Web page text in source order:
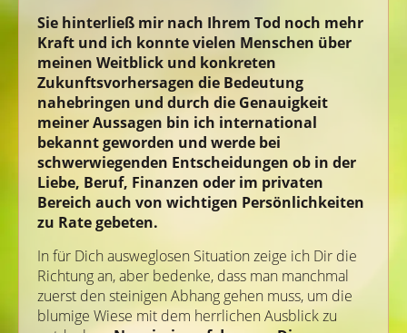
Sie hinterließ mir nach Ihrem Tod noch mehr
Kraft und ich konnte vielen Menschen über
meinen Weitblick und konkreten
Zukunftsvorhersagen die Bedeutung
nahebringen und durch die Genauigkeit
meiner Aussagen bin ich international
bekannt geworden und werde bei
schwerwiegenden Entscheidungen ob in der
Liebe, Beruf, Finanzen oder im privaten
Bereich auch von wichtigen Persönlichkeiten
zu Rate gebeten.
In für Dich ausweglosen Situation zeige ich Dir die
Richtung an, aber bedenke, dass man manchmal
zuerst den steinigen Abhang gehen muss, um die
blumige Wiese mit dem herrlichen Ausblick zu